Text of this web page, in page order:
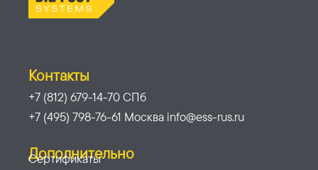
Контакты
+7 (812) 679-14-70 СПб
+7 (495) 798-76-61 Москва info@ess-rus.ru
Дополнительно
Сертификаты